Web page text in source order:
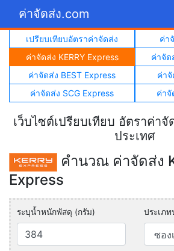
ค่าจัดส่ง.com
เปรียบเทียบอัตราค่าจัดส่ง
ค่า
ค่าจัดส่ง KERRY Express
ค่าจัด
ค่าจัดส่ง BEST Express
ค่า
ค่าจัดส่ง SCG Express
ค่าจั
เว็บไซต์เปรียบเทียบ อัตราค่า
ประเทศ
คำนวณ ค่าจัดส่ง
Express
ระบุน้ำหนักพัสดุ (กรัม) ประเภ